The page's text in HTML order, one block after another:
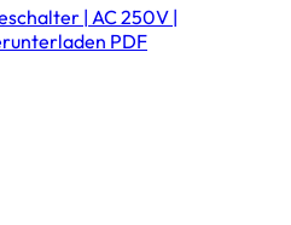
| AC 250V |
PDF